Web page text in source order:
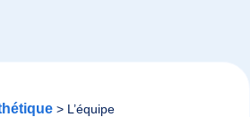
> L’équipe